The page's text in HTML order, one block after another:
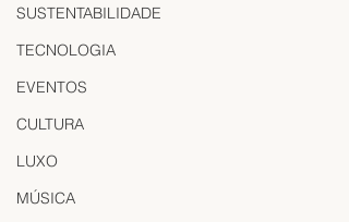
SUSTENTABILIDADE
TECNOLOGIA
EVENTOS
CULTURA
LUXO
MÚSICA